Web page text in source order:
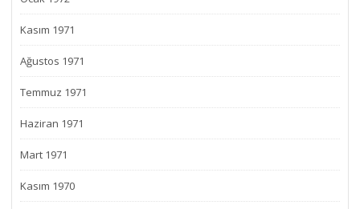
Kasım 1971
Ağustos 1971
Temmuz 1971
Haziran 1971
Mart 1971
Kasım 1970